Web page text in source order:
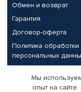
Обмен и возврат
Гарантия
Договор-оферта
Политика обработки
персональных
Партнерам
Мы
опыт на